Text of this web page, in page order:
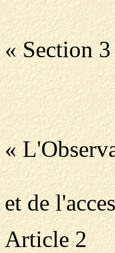
« Section 3
«
et de
Article 2